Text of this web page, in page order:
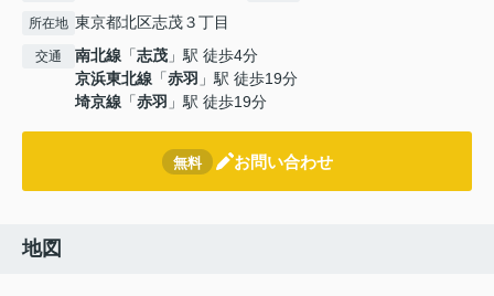
所在地 東京都北区志茂３丁目
交通 南北線 「志茂 」駅 徒歩4分
京浜東北線 「赤羽 」駅 徒歩19分
埼京線 「赤羽 」駅 徒歩19分
無料 お問い合わせ
地図